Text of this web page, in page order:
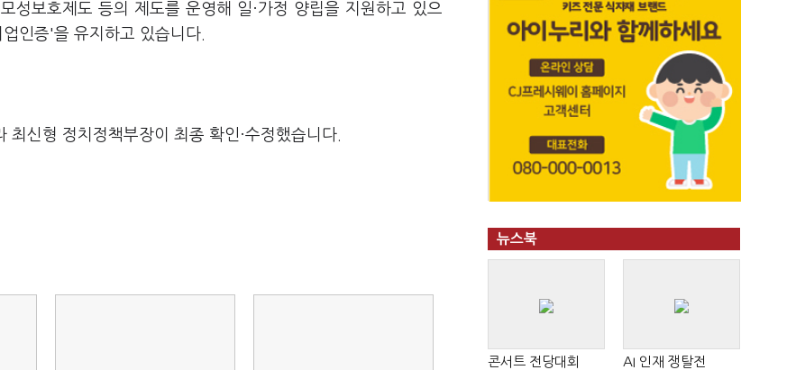
성보호제도 등의 제도를 운영해 일·가정 양립을 지원하고 있으
인증'을 유지하고 있습니다.
신형 정치정책부장이 최종 확인·수정했습니다.
뉴스북
콘서트 전당대회 AI 인재 쟁탈전